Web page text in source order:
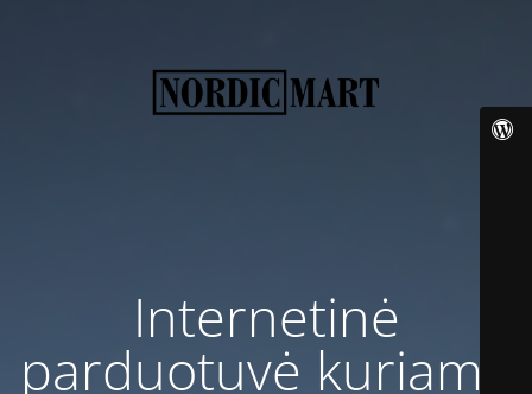
Internetinė
parduotuvė kuriama